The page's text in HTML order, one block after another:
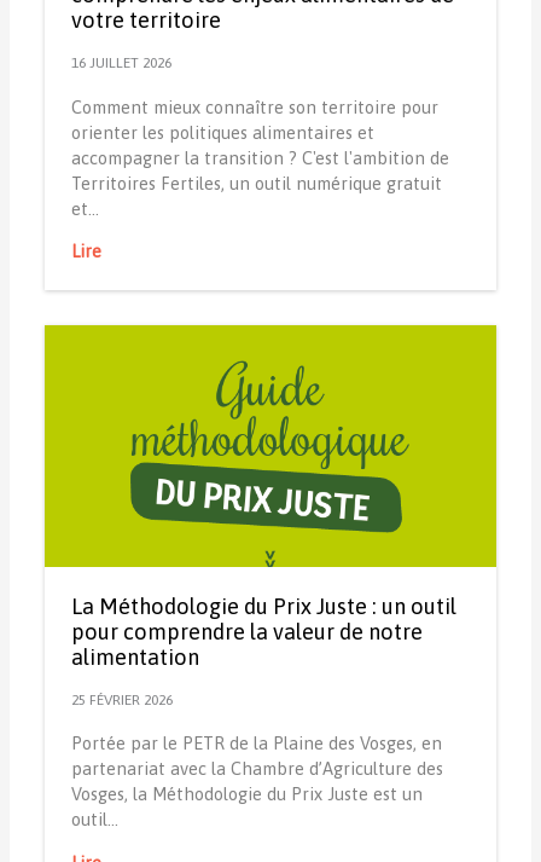
votre territoire
16 JUILLET 2026
Comment mieux connaître son territoire pour
orienter les politiques alimentaires et
accompagner la transition ? C'est l'ambition de
Territoires Fertiles, un outil numérique gratuit
et…
Lire
La Méthodologie du Prix Juste : un outil
pour comprendre la valeur de notre
alimentation
25 FÉVRIER 2026
Portée par le PETR de la Plaine des Vosges, en
partenariat avec la Chambre d’Agriculture des
Vosges, la Méthodologie du Prix Juste est un
outil…